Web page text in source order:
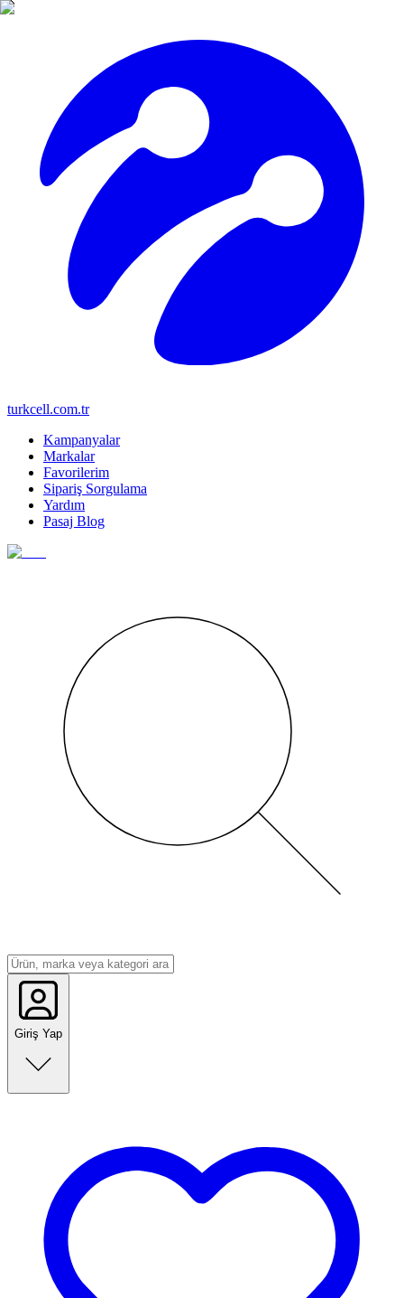
turkcell.com.tr
Kampanyalar
Markalar
Favorilerim
Sipariş Sorgulama
Yardım
Pasaj Blog
Giriş Yap